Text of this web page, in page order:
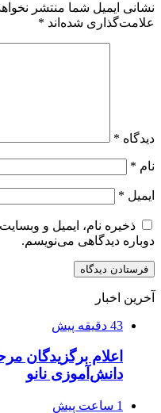
نشانی ایمیل شما منتشر
علامت‌گذاری شده‌اند *
دیدگاه *
نام *
ایمیل *
ذخیره نام، ایمیل و
دوباره دیدگاهی می‌نویسم.
آخرین اخبار
43 دقیقه پیش
اعلام برگزیدگان
دانش‌آموزی نانو
1 ساعت پیش